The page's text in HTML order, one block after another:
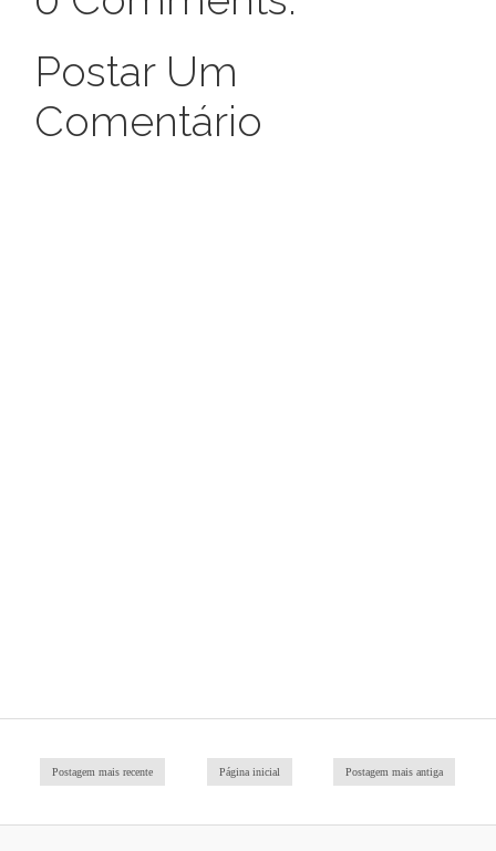
Postar Um
Comentário
Postagem mais recente Postagem mais antiga
Página inicial